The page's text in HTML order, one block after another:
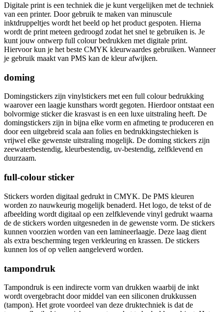
Digitale print is een techniek die je kunt vergelijken met de techniek
van een printer. Door gebruik te maken van minuscule
inktdruppeltjes wordt het beeld op het product gespoten. Hierna
wordt de print meteen gedroogd zodat het snel te gebruiken is. Je
kunt jouw ontwerp full colour bedrukken met digitale print.
Hiervoor kun je het beste CMYK kleurwaardes gebruiken. Wanneer
je gebruik maakt van PMS kan de kleur afwijken.
doming
Domingstickers zijn vinylstickers met een full colour bedrukking
waarover een laagje kunsthars wordt gegoten. Hierdoor ontstaat een
bolvormige sticker die krasvast is en een luxe uitstraling heeft. De
domingstickers zijn in bijna elke vorm en afmeting te produceren en
door een uitgebreid scala aan folies en bedrukkingstechieken is
vrijwel elke gewenste uitstraling mogelijk. De doming stickers zijn
zeewaterbestendig, kleurbestendig, uv-bestendig, zelfklevend en
duurzaam.
full-colour sticker
Stickers worden digitaal gedrukt in CMYK. De PMS kleuren
worden zo nauwkeurig mogelijk benaderd. Het logo, de tekst of de
afbeelding wordt digitaal op een zelfklevende vinyl gedrukt waarna
de de stickers worden uitgesneden in de gewenste vorm. De stickers
kunnen voorzien worden van een lamineerlaagje. Deze laag dient
als extra bescherming tegen verkleuring en krassen. De stickers
kunnen los of op vellen aangeleverd worden.
tampondruk
Tampondruk is een indirecte vorm van drukken waarbij de inkt
wordt overgebracht door middel van een siliconen drukkussen
(tampon). Het grote voordeel van deze druktechniek is dat de